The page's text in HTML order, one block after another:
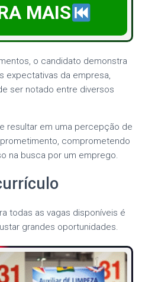
MAIS
o candidato demonstra
expectativas da empresa,
ser notado entre diversos
resultar em uma percepção de
comprometendo
na busca por um emprego.
todas as vagas disponíveis é
grandes oportunidades.